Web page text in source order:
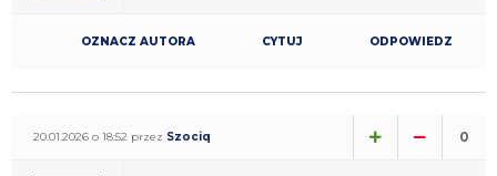
OZNACZ AUTORA CYTUJ ODPOWIEDZ
20.01.2026 o 18:52 przez Szociq 0